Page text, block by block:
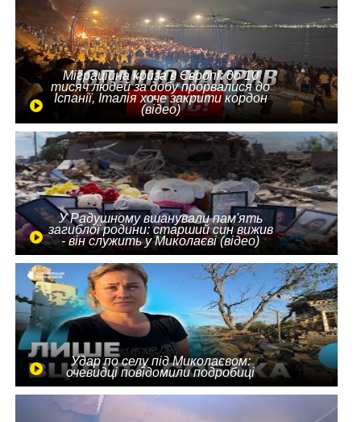
Міграційна криза в Європі: до 10
тисяч людей за добу прорвалися до
Іспанії, Італія хоче закрити кордон
(відео)
У Радушному вшанували пам'ять
загиблої родини: старший син вижив
- він служить у Миколаєві (відео)
Удар по селу під Миколаєвом:
очевидці повідомили подробиці